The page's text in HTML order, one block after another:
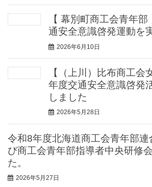
【 幕別町商工会青年
通安全意識啓発運動を
2026年6月10日
【（上川）比布商工会
年度交通安全意識啓発
しました
2026年5月28日
令和8年度北海道商工会青年部連
び商工会青年部指導者中央研修
た。
2026年5月27日